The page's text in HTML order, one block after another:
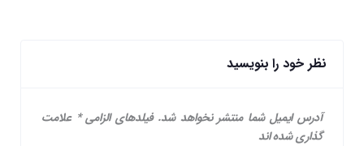
نظر خود را بنویسید
آدرس ایمیل شما منتشر نخواهد شد. فیلدهای الزامی* علامت
گذاری شده اند